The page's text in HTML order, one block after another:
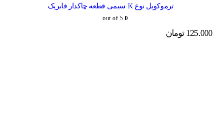
ترموکوپل نوع K سیمی قطعه چاکدار فابریک
0
125.000 تومان